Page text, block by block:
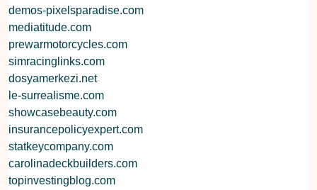
demos-pixelsparadise.com
mediatitude.com
prewarmotorcycles.com
simracinglinks.com
dosyamerkezi.net
le-surrealisme.com
showcasebeauty.com
insurancepolicyexpert.com
statkeycompany.com
carolinadeckbuilders.com
topinvestingblog.com